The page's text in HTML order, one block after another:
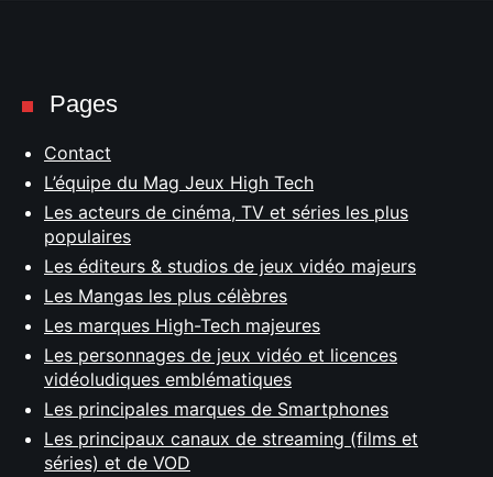
Pages
Contact
L’équipe du Mag Jeux High Tech
Les acteurs de cinéma, TV et séries les plus
populaires
Les éditeurs & studios de jeux vidéo majeurs
Les Mangas les plus célèbres
Les marques High-Tech majeures
Les personnages de jeux vidéo et licences
vidéoludiques emblématiques
Les principales marques de Smartphones
Les principaux canaux de streaming (films et
séries) et de VOD